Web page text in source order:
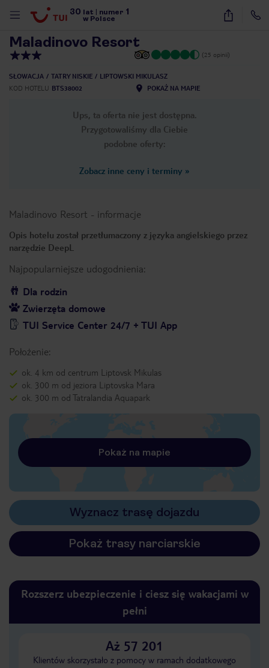
30 lat numer 1
w Polsce
24
Maladinovo Resort
(25 opinii)
SŁOWACJA TATRY NISKIE
LIPTOWSKI MIKULASZ
KOD HOTELU BTS38002 POKAŻ NA MAPIE
Ups, ta oferta nie jest dostępna.
Przygotowaliśmy dla Ciebie
podobne oferty:
Zobacz inne ceny i terminy »
Maladinovo Resort - informacje
Opis hotelu został przetłumaczony z języka angielskiego przez
narzędzie DeepL
Najpopularniejsze udogodnienia:
Dla rodzin
Zwierzęta domowe
TUI Service Center 24/7 + TUI App
Położenie:
ok. 4 km od centrum Liptovsk Mikulas
ok. 300 m od jeziora Liptovska Mara
ok. 300 m od Tatralandia Aquapark
Pokaż na mapie
Wyznacz trasę dojazdu
Pokaż trasy narciarskie
Rozszerz ubezpieczenie i ciesz się wakacjami w
pełni
Aż 57 201
Klientów skorzystało z pomocy w ramach dodatkowego